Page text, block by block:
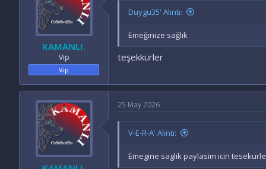
:
KAMANLI.
Vip
Vip
Duygu35' Alıntı:
Emeğinize sağlık
teşekkürler
25 May 2026
V-E-R-A' Alıntı:
Emegine saglik paylasim icin